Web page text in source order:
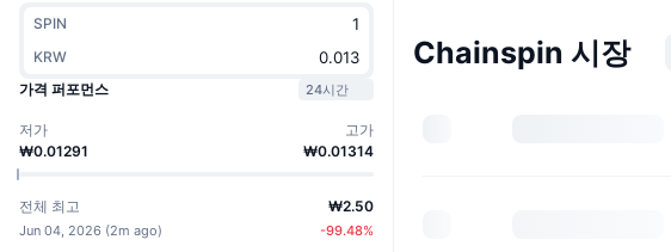
SPIN
KRW
가격 퍼포먼스
24시간
저가
₩0.01291
고가
₩0.01314
전체 최고
Jun 04, 2026 (2m ago)
₩2.50
-99.48%
Chainspin 시장